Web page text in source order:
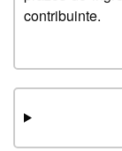
contribuinte.